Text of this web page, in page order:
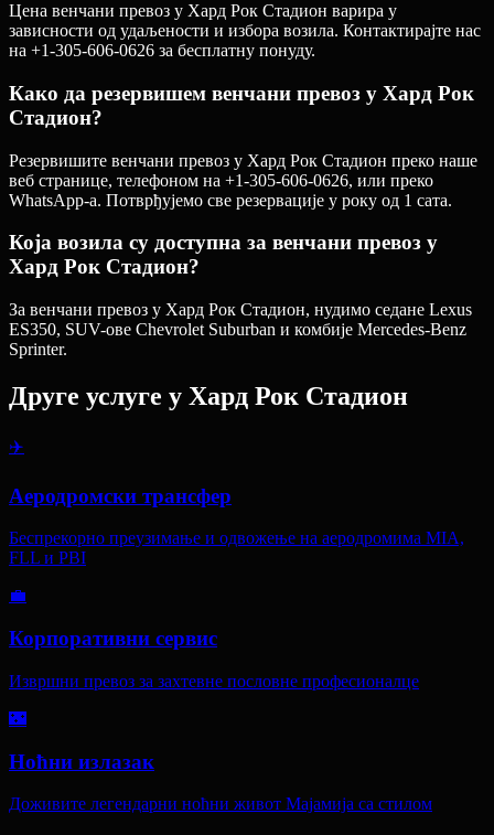
Цена венчани превоз у Хард Рок Стадион варира у
зависности од удаљености и избора возила. Контактирајте нас
на +1-305-606-0626 за бесплатну понуду.
Како да резервишем венчани превоз у Хард Рок
Стадион?
Резервишите венчани превоз у Хард Рок Стадион преко наше
веб странице, телефоном на +1-305-606-0626, или преко
WhatsApp-а. Потврђујемо све резервације у року од 1 сата.
Која возила су доступна за венчани превоз у
Хард Рок Стадион?
За венчани превоз у Хард Рок Стадион, нудимо седане Lexus
ES350, SUV-ове Chevrolet Suburban и комбије Mercedes-Benz
Sprinter.
Друге услуге у Хард Рок Стадион
✈️
Аеродромски трансфер
Беспрекорно преузимање и одвожење на аеродромима MIA,
FLL и PBI
💼
Корпоративни сервис
Извршни превоз за захтевне пословне професионалце
🌃
Ноћни излазак
Доживите легендарни ноћни живот Мајамија са стилом